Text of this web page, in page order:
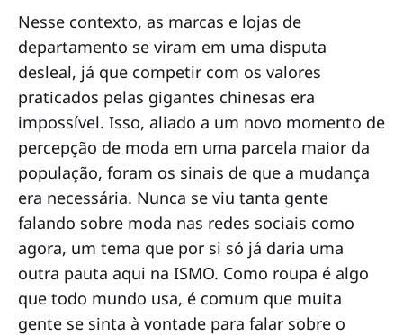
Nesse contexto, as marcas e lojas de
departamento se viram em uma disputa
desleal, já que competir com os valores
praticados pelas gigantes chinesas era
impossível. Isso, aliado a um novo momento de
percepção de moda em uma parcela maior da
população, foram os sinais de que a mudança
era necessária. Nunca se viu tanta gente
falando sobre moda nas redes sociais como
agora, um tema que por si só já daria uma
outra pauta aqui na ISMO. Como roupa é algo
que todo mundo usa, é comum que muita
gente se sinta à vontade para falar sobre o